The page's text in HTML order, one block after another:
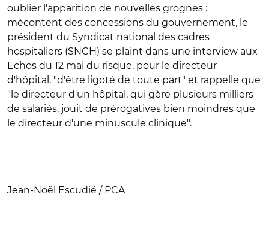
oublier l'apparition de nouvelles grognes :
mécontent des concessions du gouvernement, le
président du Syndicat national des cadres
hospitaliers (SNCH) se plaint dans une interview aux
Echos du 12 mai du risque, pour le directeur
d'hôpital, "d'être ligoté de toute part" et rappelle que
"le directeur d'un hôpital, qui gère plusieurs milliers
de salariés, jouit de prérogatives bien moindres que
le directeur d'une minuscule clinique".
Jean-Noël Escudié / PCA